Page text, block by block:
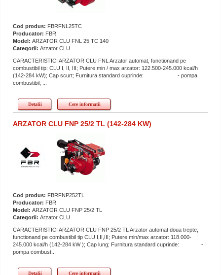
Cod produs: FBRFNL25TC
Producator: FBR
Model: ARZATOR CLU FNL 25 TC 140
Categorii: Arzator CLU
CARACTERISTICI ARZATOR CLU FNL Arzator automat, functionand pe
combustibil tip: CLU I, II, III; Putere min / max arzator: 122.500-245.000 kcal/h
(142-284 kW); Cap scurt; Furnitura standard cuprinde: - pompa
combustibil; ...
Detalii Cere informatii
ARZATOR CLU FNP 25/2 TL (142-284 KW)
Cod produs: FBRFNP252TL
Producator: FBR
Model: ARZATOR CLU FNP 25/2 TL
Categorii: Arzator CLU
CARACTERISTICI ARZATOR CLU FNP 25/2 TL Arzator automat doua trepte,
functionand pe combustibil tip CLU I,II,III; Putere min/max arzator: 118.000-
245.000 kcal/h (142-284 kW ); Cap lung; Furnitura standard cuprinde: -
pompa combust...
Detalii Cere informatii